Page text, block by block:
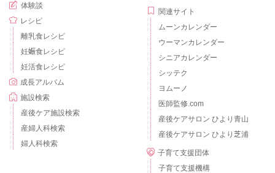
体験談
レシピ
離乳食レシピ
妊娠食レシピ
妊活食レシピ
成長アルバム
施設検索
産後ケア施設検索
産婦人科検索
婦人科検索
関連サイト
ムーンカレンダー
ウーマンカレンダー
シニアカレンダー
シッテク
ヨムーノ
医師監修.com
産後ケアサロン ひより青山
産後ケアサロン ひより芝浦
子育て支援団体
子育て支援機構